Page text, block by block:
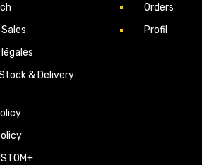
& Delivery
Orders
Profil